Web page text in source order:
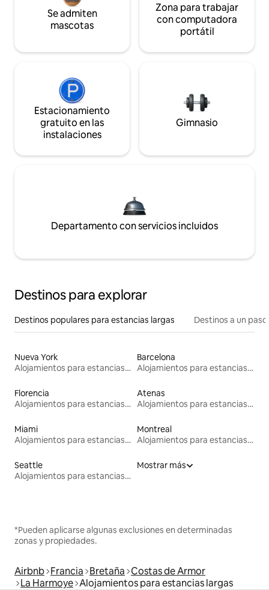
Se admiten
mascotas
Zona para trabajar
con computadora
portátil
Estacionamiento
gratuito en las
instalaciones
Gimnasio
Departamento con servicios incluidos
Destinos para explorar
Destinos populares para estancias largas Destinos a un
Nueva York
Alojamientos para estancias largas
Barcelona
Alojamientos para estancias largas
Florencia
Alojamientos para estancias largas
Atenas
Alojamientos para estancias largas
Miami
Alojamientos para estancias largas
Montreal
Alojamientos para estancias largas
Seattle
Alojamientos para estancias largas
Mostrar más
*Pueden aplicarse algunas exclusiones en determinadas
zonas y propiedades.
Airbnb Francia Bretaña Costas de Armor
La Harmoye Alojamientos para estancias largas